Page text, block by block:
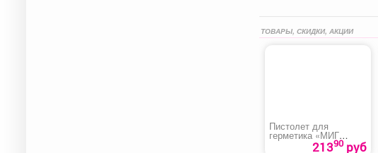
ТОВАРЫ, СКИДКИ, АКЦИИ
Пистолет для
герметика «МИГ
R5606-2» 21390руб